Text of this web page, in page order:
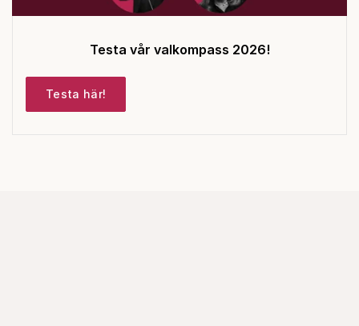
Testa vår valkompass 2026!
Testa här!